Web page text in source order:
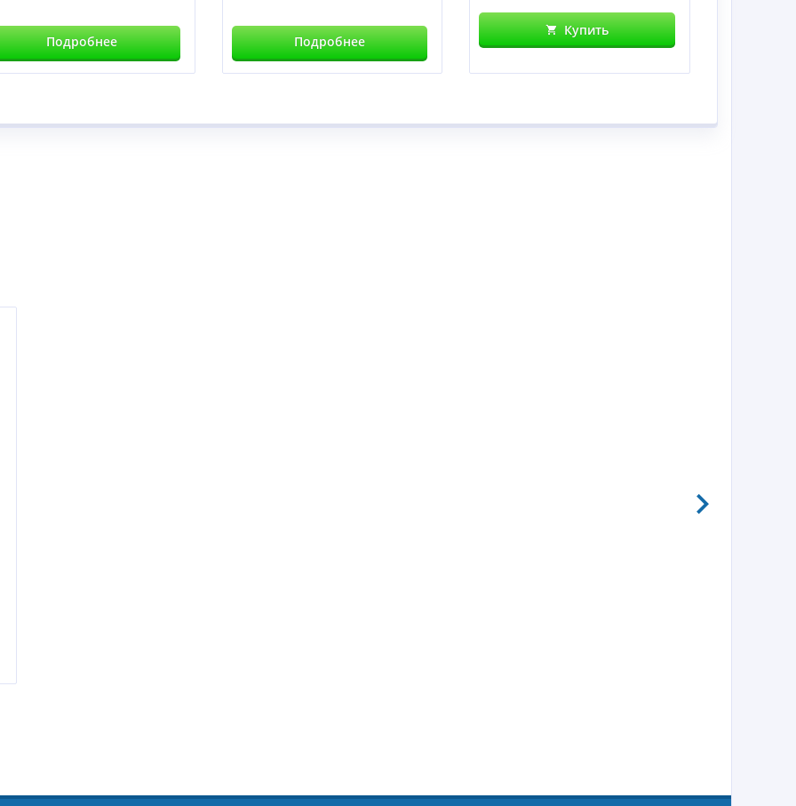
Подробнее Подробнее
Купить